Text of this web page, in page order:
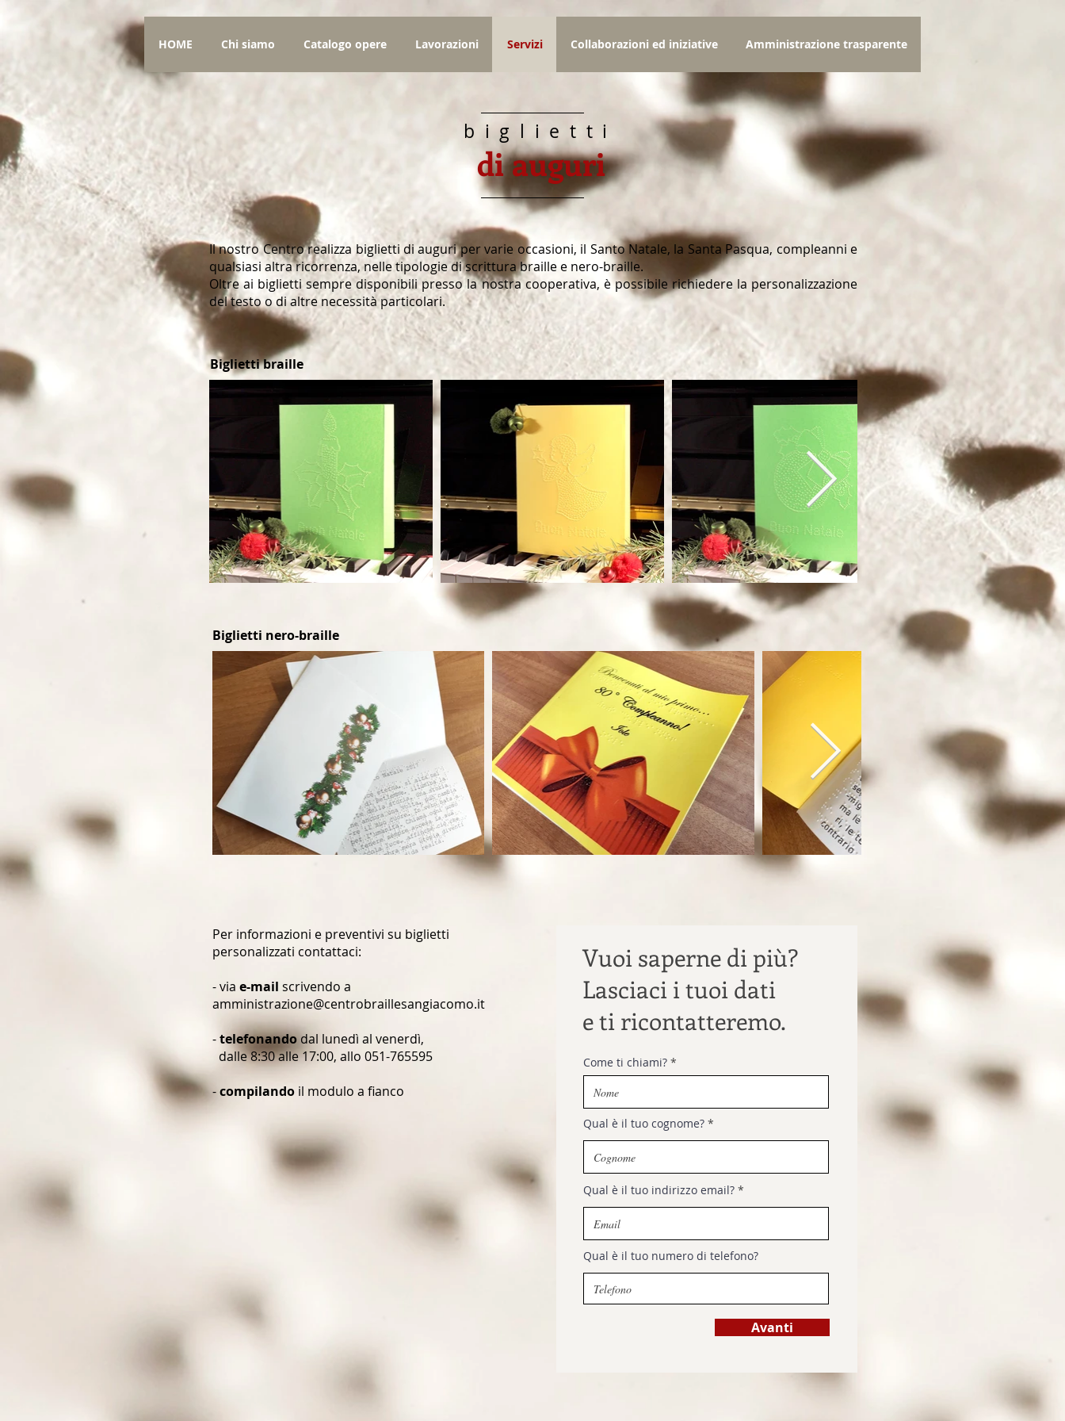
HOME Chi siamo Catalogo opere Lavorazioni Servizi Collaborazioni ed iniziative Amministrazione trasparente
biglietti
di auguri
Il nostro Centro realizza biglietti di auguri per varie occasioni, il Santo Natale, la Santa Pasqua, compleanni e
qualsiasi altra ricorrenza, nelle tipologie di scrittura braille e nero-braille.
Oltre ai biglietti sempre disponibili presso la nostra cooperativa, è possibile richiedere la personalizzazione
del testo o di altre necessità particolari.
Biglietti braille
Biglietti nero-braille
Per informazioni e preventivi su biglietti
personalizzati contattaci:
- via e-mail scrivendo a
amministrazione@centrobraillesangiacomo.it
-telefonandodal lunedì al venerdì,
dalle 8:30 alle 17:00, allo 051-765595
-compilando il modulo a fianco
Vuoi saperne di più?
Lasciaci i tuoi dati
e ti ricontatteremo.
Come ti chiami?
Qual è il tuo cognome?
Qual è il tuo indirizzo email?
Qual è il tuo numero di telefono?
Avanti